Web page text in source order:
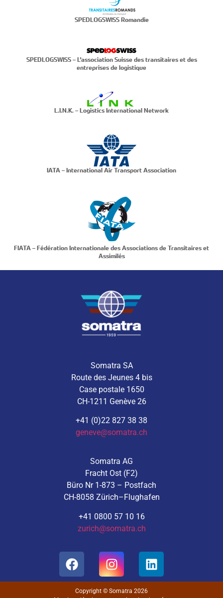
SPEDLOGSWISS Romandie
SPEDLOGSWISS – L'association Suisse des transitaires et des
entreprises de logistique
L.I.N.K. – Logistics International Network
IATA – International Air Transport Association
FIATA – Fédération Internationale des Associations de Transitaires et
Assimilés
Somatra SA
Route des Jeunes 4 bis
Case postale 1650
CH-1211 Genève 26
+41 (0)22 827 38 38
geneve@somatra.ch
Somatra AG
Fracht Ost (F2)
Büro Nr 1-873 – Postfach
CH-8058 Zürich–Flughafen
+41 0800 57 10 16
zurich@somatra.ch
Copyright © Somatra 2026